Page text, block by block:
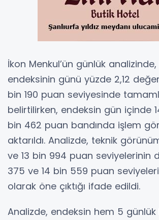
İkon Menkul’ün günlük analizinde,
endeksinin günü yüzde 2,12
bin 190 puan seviyesinde
belirtilirken, endeksin gün içinde
bin 462 puan bandında işlem
aktarıldı. Analizde, teknik
ve 13 bin 994 puan seviyelerinin
375 ve 14 bin 559 puan
olarak öne çıktığı ifade edildi.
Analizde, endeksin hem 5